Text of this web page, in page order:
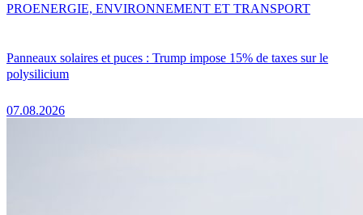
Panneaux solaires et puces : Trump impose 15% de taxes sur le
polysilicium
07.08.2026
PROENERGIE, ENVIRONNEMENT ET TRANSPORT